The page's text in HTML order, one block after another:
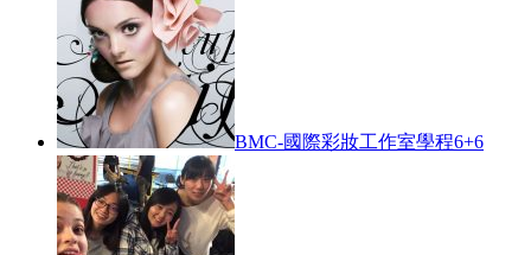
BMC-國際彩妝工作室學程6+6